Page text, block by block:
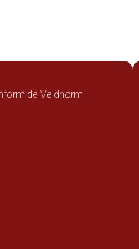
de Veldnorm